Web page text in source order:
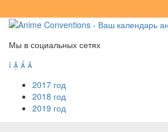
Мы в социальных сетях
   
2017 год
2018 год
2019 год